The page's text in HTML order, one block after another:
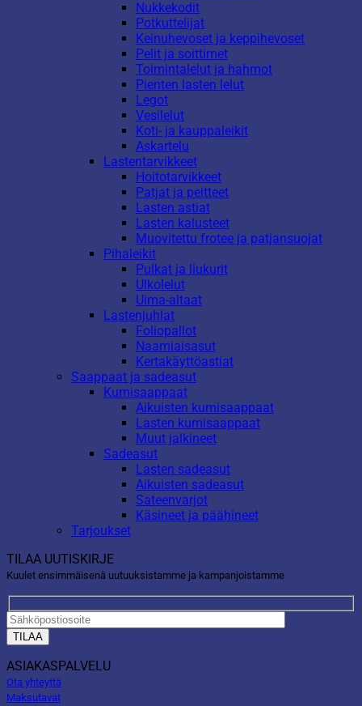
Nukkekodit
Potkuttelijat
Keinuhevoset ja keppihevoset
Pelit ja soittimet
Toimintalelut ja hahmot
Pienten lasten lelut
Legot
Vesilelut
Koti- ja kauppaleikit
Askartelu
Lastentarvikkeet
Hoitotarvikkeet
Patjat ja peitteet
Lasten astiat
Lasten kalusteet
Muovitettu frotee ja patjansuojat
Pihaleikit
Pulkat ja liukurit
Ulkolelut
Uima-altaat
Lastenjuhlat
Foliopallot
Naamiaisasut
Kertakäyttöastiat
Saappaat ja sadeasut
Kumisaappaat
Aikuisten kumisaappaat
Lasten kumisaappaat
Muut jalkineet
Sadeasut
Lasten sadeasut
Aikuisten sadeasut
Sateenvarjot
Käsineet ja päähineet
Tarjoukset
TILAA UUTISKIRJE
Kuulet ensimmäisenä uutuuksistamme ja kampanjoistamme
ASIAKASPALVELU
Ota yhteyttä
Maksutavat